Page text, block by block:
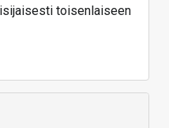
toisenlaiseen